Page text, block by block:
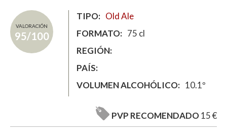
VALORACIÓN
95/100
TIPO
Old Ale
FORMATO
75 cl
REGIÓN
PAÍS
VOLUMEN ALCOHÓLICO
10.1º
PVP RECOMENDADO15 €